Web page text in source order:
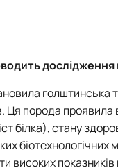
голштинська
Ця порода
білка), стану
біотехнологічних
високих